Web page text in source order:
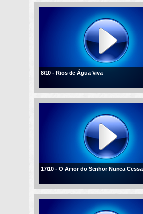
8/10 - Rios de Água Viva
17/10 - O Amor do Senhor Nunca Cessa